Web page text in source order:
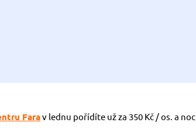
Farav lednu pořídíte už za 350 Kč / os. a noc.